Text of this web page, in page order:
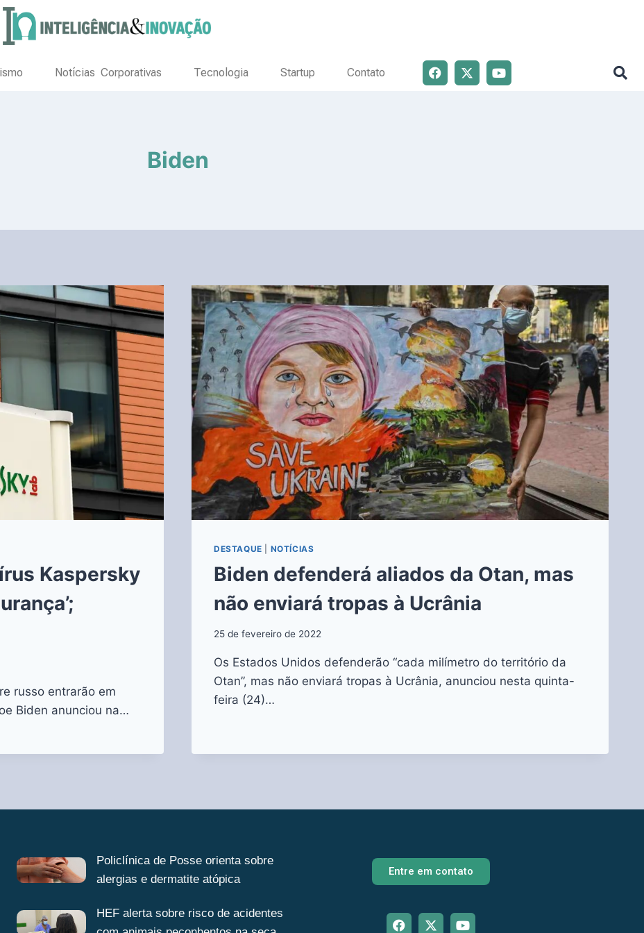
Notícias Corporativas Tecnologia Startup Contato
Biden
Kaspersky
russo entrarão em
Biden anunciou na…
DESTAQUE NOTÍCIAS
Biden defenderá aliados da Otan, mas
não enviará tropas à Ucrânia
25 de fevereiro de 2022
Os Estados Unidos defenderão “cada milímetro do território da
Otan”, mas não enviará tropas à Ucrânia, anunciou nesta quinta-
feira (24)…
Policlínica de Posse orienta sobre
alergias e dermatite atópica
HEF alerta sobre risco de acidentes
Entre em contato